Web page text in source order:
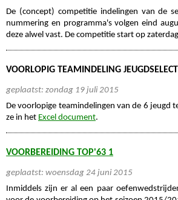
De (concept) competitie indelingen van de
nummering en programma's volgen eind
deze alwel vast. De competitie start op
VOORLOPIG TEAMINDELING
geplaatst: zondag 19 juli 2015
De voorlopige teamindelingen van de 6 jeugd
ze in het Excel document.
VOORBEREIDING TOP'63 1
geplaatst: woensdag 24 juni 2015
Inmiddels zijn er al een paar